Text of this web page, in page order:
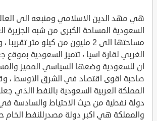
هي مهد الدين الاسلامي ومنبعه الى
السعودية المساحة الكبرى من شبه الجزيرة
مساحتها الى 2 مليون من كيلو متر
الغربي لقارة اسيا ، تتميز السعودية
ان للسعودية وضعها السياسي المميز
صاحبة اقوى اقتصاد في الشرق الاوسط ،
المملكة العربية السعودية بالنفط االذي
دولة نفطية من حيث الاحتياط والسادسة في
والمملكة هي اكبر دولة مصدرللنفط الخام